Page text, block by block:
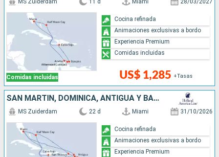
Comidas incluidas
MS Zuiderdam 11 d Miami 28/03/2027
US$ 1,285 +Tasas
Cocina refinada
Animaciones exclusivas a bordo
Experiencia Premium
Comidas incluidas
SAN MARTÍN, DOMINICA, ANTIGUA Y BARBUDA, ESTADOS UNIDOS, ARUBA, REPÚBLICA DOMINICANA, BAHAMAS
MS Zuiderdam 22 d Miami 31/10/2026
Cocina refinada
Animaciones exclusivas a bordo
Experiencia Premium